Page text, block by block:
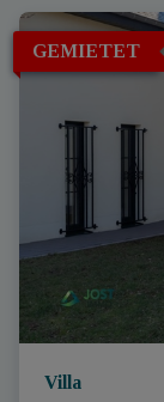
GEMIETET
Villa